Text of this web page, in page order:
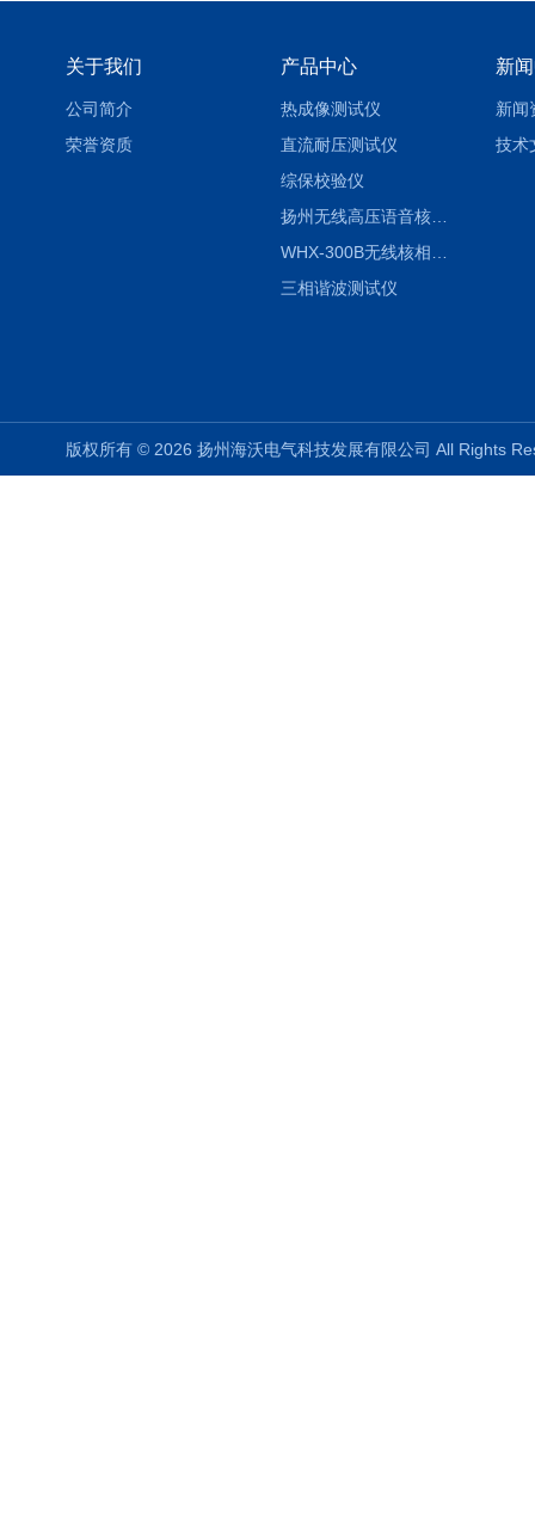
关于我们
公司简介
荣誉资质
产品中心
热成像测试仪
直流耐压测试仪
综保校验仪
扬州无线高压语音核相仪
三相谐波测试仪
新
新闻
技术
版权所有 © 2026 扬州海沃电气科技发展有限公司 All